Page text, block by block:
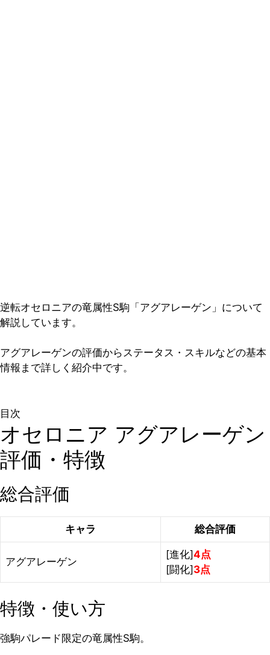
逆転オセロニアの竜属性S駒「アグアレーゲン」について
解説しています。
アグアレーゲンの評価からステータス・スキルなどの基本
情報まで詳しく紹介中です。
目次
オセロニア アグアレーゲン
評価・特徴
総合評価
キャラ 総合評価
アグアレーゲン
[進化]4点
[闘化] 3点
特徴・使い方
強駒パレード限定の竜属性S駒。